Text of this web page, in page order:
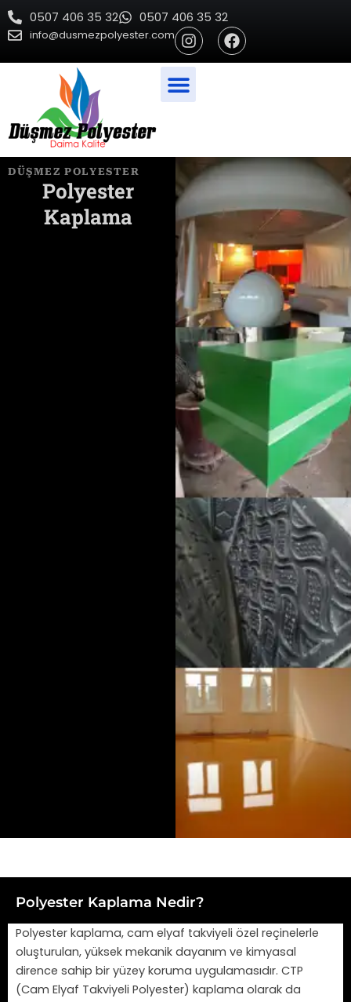
İçeriğe
atla
0507 406 35 32 0507 406 35 32
info@dusmezpolyester.com
I
n
s
t
a
m
F
a
c
DÜŞMEZ POLYESTER​
Polyester
Kaplama
Polyester Kaplama Nedir?
Polyester kaplama, cam elyaf takviyeli özel reçinelerle
oluşturulan, yüksek mekanik dayanım ve kimyasal
dirence sahip bir yüzey koruma uygulamasıdır. CTP
(Cam Elyaf Takviyeli Polyester) kaplama olarak da